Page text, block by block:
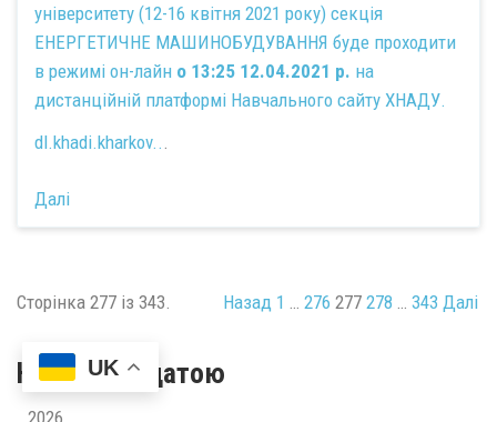
університету (12-16 квітня 2021 року) секція
ЕНЕРГЕТИЧНЕ МАШИНОБУДУВАННЯ буде проходити
в режимі он-лайн о 13:25 12.04.2021 р. на
дистанційній платформі Навчального сайту ХНАДУ.
dl.khadi.kharkov...
Далі
Сторінка 277 із 343. Назад 1 276 277 278 343 Далі
Новини за датою
2026
UK